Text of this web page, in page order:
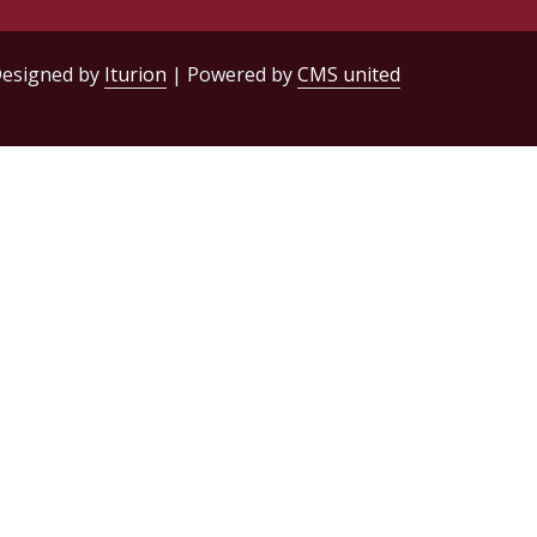
by Iturion | Powered byCMS united